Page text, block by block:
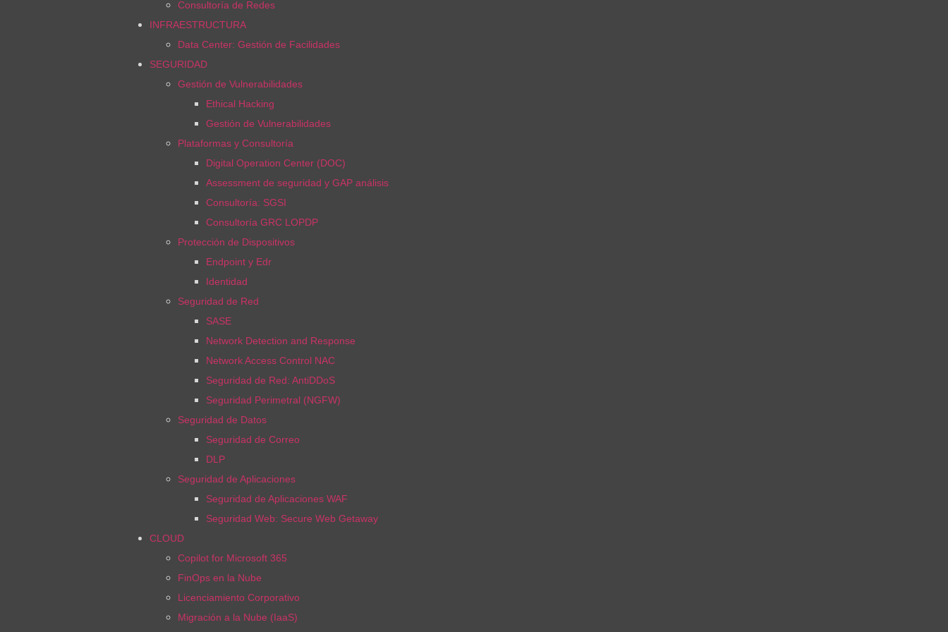
Consultoría de Redes
INFRAESTRUCTURA
Data Center: Gestión de Facilidades
SEGURIDAD
Gestión de Vulnerabilidades
Ethical Hacking
Gestión de Vulnerabilidades
Plataformas y Consultoría
Digital Operation Center (DOC)
Assessment de seguridad y GAP análisis
Consultoría: SGSI
Consultoría GRC LOPDP
Protección de Dispositivos
Endpoint y Edr
Identidad
Seguridad de Red
SASE
Network Detection and Response
Network Access Control NAC
Seguridad de Red: AntiDDoS
Seguridad Perimetral (NGFW)
Seguridad de Datos
Seguridad de Correo
DLP
Seguridad de Aplicaciones
Seguridad de Aplicaciones WAF
Seguridad Web: Secure Web Getaway
CLOUD
Copilot for Microsoft 365
FinOps en la Nube
Licenciamiento Corporativo
Migración a la Nube (IaaS)